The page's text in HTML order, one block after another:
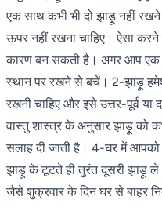
एक साथ कभी भी दो झाड़ू नहीं
ऊपर नहीं रखना चाहिए। ऐसा
कारण बन सकती है। अगर आप एक
स्थान पर रखने से बचें। 2-झाड़ू
रखनी चाहिए और इसे उत्तर-पूर्व या
वास्तु शास्त्र के अनुसार झाड़ू को
सलाह दी जाती है। 4-घर में आपको
झाड़ू के टूटते ही तुरंत दूसरी झाड़ू
जैसे शुक्रवार के दिन घर से बाहर